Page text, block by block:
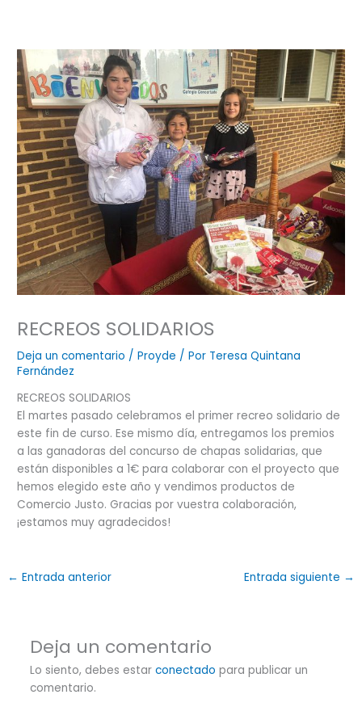
RECREOS SOLIDARIOS
Deja un comentario /Proyde / Por Teresa Quintana
Fernández
RECREOS SOLIDARIOS
El martes pasado celebramos el primer recreo solidario de
este fin de curso. Ese mismo día, entregamos los premios
a las ganadoras del concurso de chapas solidarias, que
están disponibles a 1€ para colaborar con el proyecto que
hemos elegido este año y vendimos productos de
Comercio Justo. Gracias por vuestra colaboración,
¡estamos muy agradecidos!
← Entrada anterior Entrada siguiente →
Deja un comentario
Lo siento, debes estar conectado para publicar un
comentario.